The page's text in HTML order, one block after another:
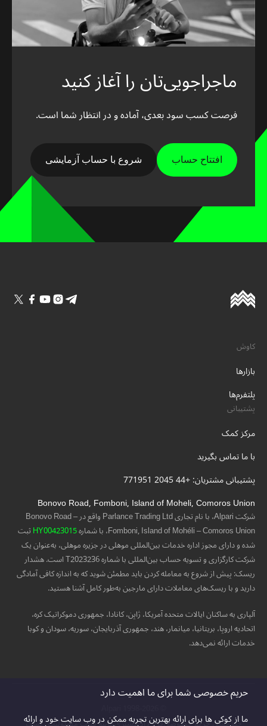
ماجراجویی‌تان را آغاز کنید
فرصت کسب سود بعدی، آماده و در انتظار شما است.
افتتاح حساب شروع با حساب آزمایشی
کاوش
بازارها
پلتفرم‌ها
پشتیبانی
مرکز کمک
با ما تماس بگیرید
پشتیبانی مشتریان: +44 2045 771951
Bonovo Road, Fomboni, Island of Moheli, Comoros Union
شرکت Alpari، با نام تجاری Parlance Trading Ltd واقع در Bonovo Road –
Fomboni, Island of Mohéli – Comoros Union، با شماره
HY00423015ثبت
شده و دارای مجوز اداره خدمات بین‌المللی موهلی در جزیره موهلی، به‌عنوان یک
شرکت کارگزاری و تسویه حساب بین‌المللی با شماره T2023236 است. هشدار
ریسک: پیش از شروع به معامله کردن باید مطمئن شوید که به اندازه کافی آمادگی
دارید و با ریسک‌های معاملات دارای مارجین به‌طور کامل آشنا هستید.
آلپاری به ساکنان ایالات متحده آمریکا، ژاپن، کانادا، جمهوری دموکراتیک کره،
اتحادیه اروپا، بریتانیا، میانمار، هند، جمهوری آذربایجان، سوریه، سودان و کوبا
خدمات ارائه نمی‌دهد.
خط‌مشی حریم خصوصیقرارداد مشتریبیانیه سلب مسئولیت ریسک
حریم خصوصی شما برای ما اهمیت دارد
ما از کوکی ها برای ارائه بهترین تجربه ممکن در وب سایت خود و ارائه